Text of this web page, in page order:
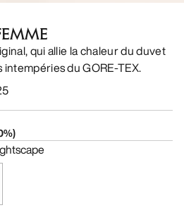
qui allie la chaleur du duvet
du GORE-TEX.
%)